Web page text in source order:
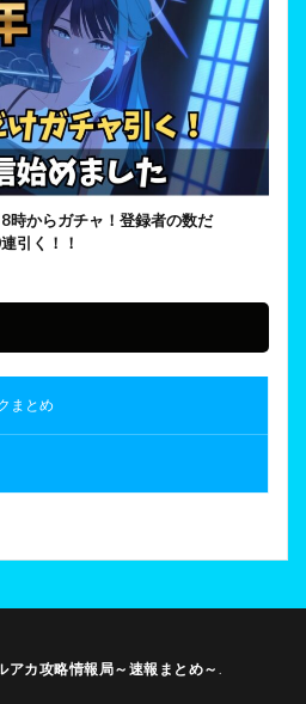
時からガチャ！登録者の数だ
引く！！
まとめ
アカ攻略情報局～速報まとめ～